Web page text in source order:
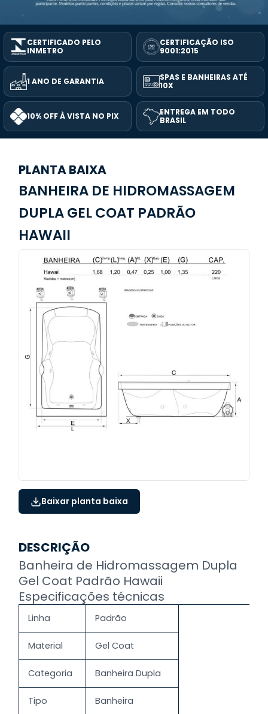
CERTIFICADO PELO
INMETRO
CERTIFICAÇÃO ISO
9001:2015
1 ANO DE GARANTIA
SPAS E BANHEIRAS ATÉ
10X
10% OFF À VISTA NO PIX
ENTREGA EM TODO
BRASIL
PLANTA BAIXA
BANHEIRA DE HIDROMASSAGEM
DUPLA GEL COAT PADRÃO
HAWAII
Baixar planta baixa
DESCRIÇÃO
Banheira de Hidromassagem Dupla
Gel Coat Padrão Hawaii
Especificações técnicas
Linha Padrão
Material Gel Coat
Categoria Banheira Dupla
Tipo Banheira